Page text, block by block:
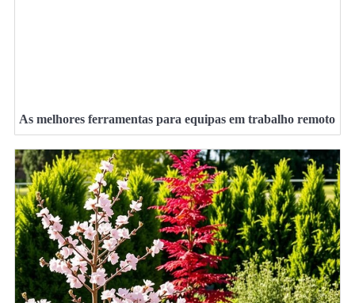
As melhores ferramentas para equipas em trabalho remoto